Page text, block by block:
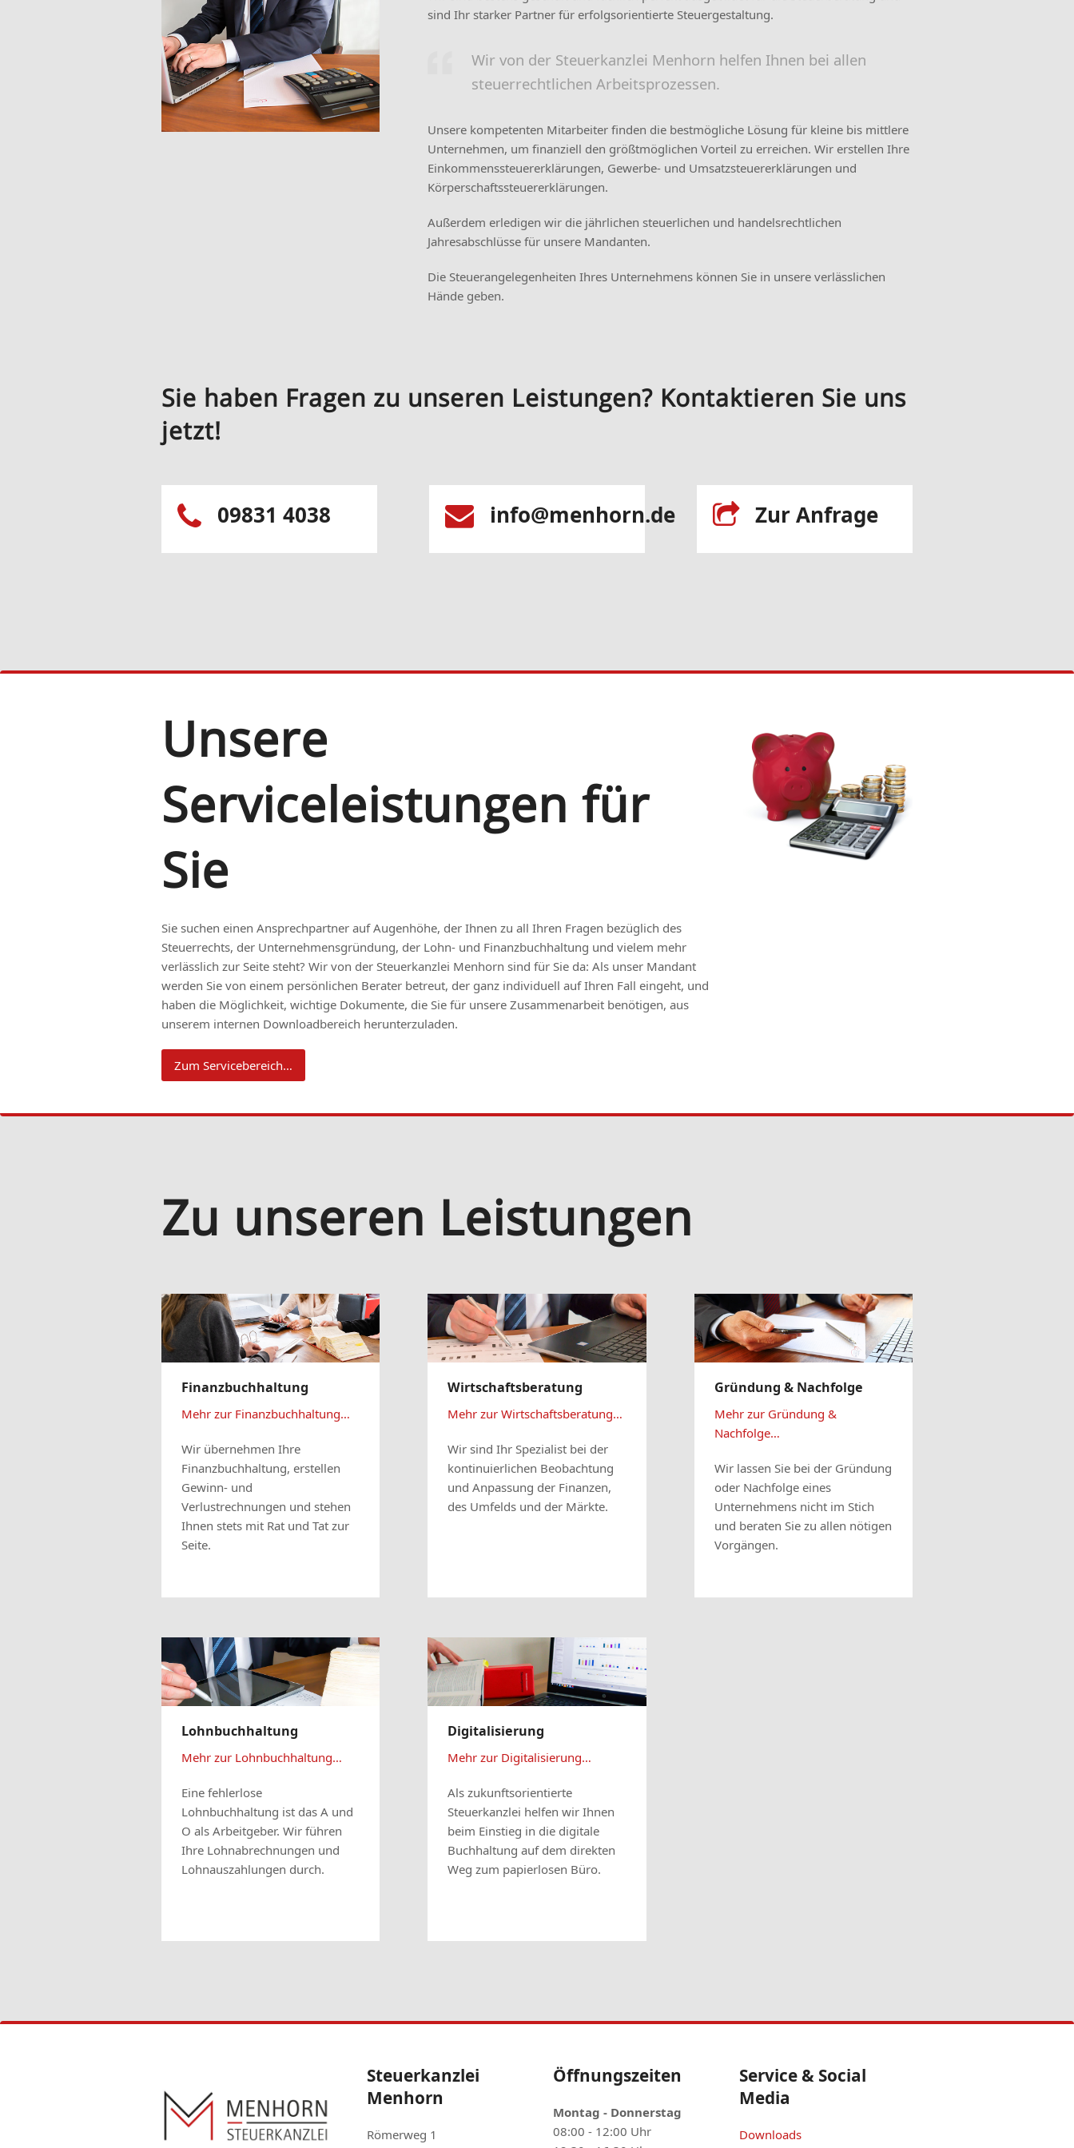
sind Ihr starker Partner für erfolgsorientierte Steuergestaltung.
Wir von der Steuerkanzlei Menhorn helfen Ihnen bei allen
steuerrechtlichen Arbeitsprozessen.
Unsere kompetenten Mitarbeiter finden die bestmögliche Lösung für kleine bis mittlere
Unternehmen, um finanziell den größtmöglichen Vorteil zu erreichen. Wir erstellen Ihre
Einkommenssteuererklärungen, Gewerbe- und Umsatzsteuererklärungen und
Körperschaftssteuererklärungen.
Außerdem erledigen wir die jährlichen steuerlichen und handelsrechtlichen
Jahresabschlüsse für unsere Mandanten.
Die Steuerangelegenheiten Ihres Unternehmens können Sie in unsere verlässlichen
Hände geben.
Sie haben Fragen zu unseren Leistungen? Kontaktieren Sie uns
jetzt!
09831 4038 info@menhorn.de Zur Anfrage
Unsere
Serviceleistungen für
Sie
Sie suchen einen Ansprechpartner auf Augenhöhe, der Ihnen zu all Ihren Fragen bezüglich des
Steuerrechts, der Unternehmensgründung, der Lohn- und Finanzbuchhaltung und vielem mehr
verlässlich zur Seite steht? Wir von der Steuerkanzlei Menhorn sind für Sie da: Als unser Mandant
werden Sie von einem persönlichen Berater betreut, der ganz individuell auf Ihren Fall eingeht, und
haben die Möglichkeit, wichtige Dokumente, die Sie für unsere Zusammenarbeit benötigen, aus
unserem internen Downloadbereich herunterzuladen.
Zum Servicebereich…
Zu unseren Leistungen
Finanzbuchhaltung
Mehr zur Finanzbuchhaltung…
Wir übernehmen Ihre
Finanzbuchhaltung, erstellen
Gewinn- und
Verlustrechnungen und stehen
Ihnen stets mit Rat und Tat zur
Seite.
Wirtschaftsberatung
Mehr zur Wirtschaftsberatung…
Wir sind Ihr Spezialist bei der
kontinuierlichen Beobachtung
und Anpassung der Finanzen,
des Umfelds und der Märkte.
Gründung & Nachfolge
Mehr zur Gründung &
Nachfolge…
Wir lassen Sie bei der Gründung
oder Nachfolge eines
Unternehmens nicht im Stich
und beraten Sie zu allen nötigen
Vorgängen.
Lohnbuchhaltung
Mehr zur Lohnbuchhaltung…
Eine fehlerlose
Lohnbuchhaltung ist das A und
O als Arbeitgeber. Wir führen
Ihre Lohnabrechnungen und
Lohnauszahlungen durch.
Digitalisierung
Mehr zur Digitalisierung…
Als zukunftsorientierte
Steuerkanzlei helfen wir Ihnen
beim Einstieg in die digitale
Buchhaltung auf dem direkten
Weg zum papierlosen Büro.
Steuerkanzlei
Menhorn
Römerweg 1
Öffnungszeiten
Montag - Donnerstag
08:00 - 12:00 Uhr
Service & Social
Media
Downloads